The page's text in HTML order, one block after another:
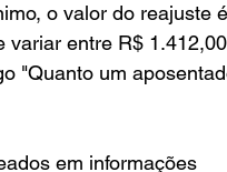
o valor do reajuste é
variar entre R$
"Quanto um
em informações